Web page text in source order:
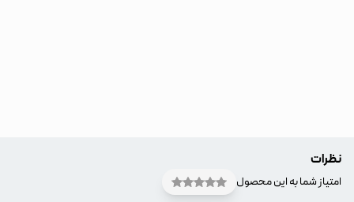
نظرات
امتیاز شما به این محصول